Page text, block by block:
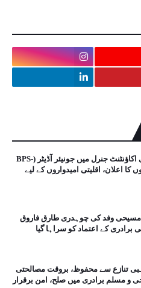
آفس آف دی ملٹری اکاؤنٹنٹ جنرل میں جونیئر آڈیٹر (BPS-
آسامیوں کا اعلان، اقلیتی امیدواروں کے لیے
مسیحی وفد کی چوہدری طارق فاروق
کے اعتماد کو سراہا گیا
تنازع سے محفوظ، بروقت مصالحتی
و مسلم برادری میں صلح، امن برقرار